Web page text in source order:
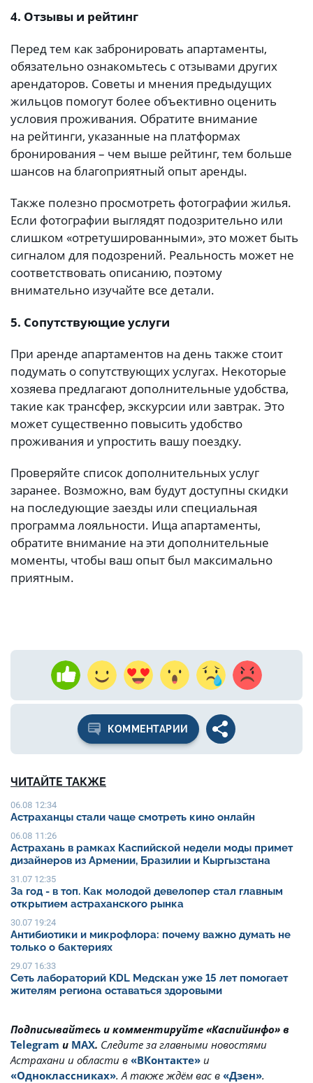
4. Отзывы и рейтинг
Перед тем как забронировать апартаменты,
обязательно ознакомьтесь с отзывами других
арендаторов. Советы и мнения предыдущих
жильцов помогут более объективно оценить
условия проживания. Обратите внимание
на рейтинги, указанные на платформах
бронирования – чем выше рейтинг, тем больше
шансов на благоприятный опыт аренды.
Также полезно просмотреть фотографии жилья.
Если фотографии выглядят подозрительно или
слишком «отретушированными», это может быть
сигналом для подозрений. Реальность может не
соответствовать описанию, поэтому
внимательно изучайте все детали.
5. Сопутствующие услуги
При аренде апартаментов на день также стоит
подумать о сопутствующих услугах. Некоторые
хозяева предлагают дополнительные удобства,
такие как трансфер, экскурсии или завтрак. Это
может существенно повысить удобство
проживания и упростить вашу поездку.
Проверяйте список дополнительных услуг
заранее. Возможно, вам будут доступны скидки
на последующие заезды или специальная
программа лояльности. Ища апартаменты,
обратите внимание на эти дополнительные
моменты, чтобы ваш опыт был максимально
приятным.
КОММЕНТАРИИ
ЧИТАЙТЕ ТАКЖЕ
06.08 12:34
Астраханцы стали чаще смотреть кино онлайн
06.08 11:26
Астрахань в рамках Каспийской недели моды примет
дизайнеров из Армении, Бразилии и Кыргызстана
31.07 12:35
За год - в топ. Как молодой девелопер стал главным
открытием астраханского рынка
30.07 19:24
Антибиотики и микрофлора: почему важно думать не
только о бактериях
29.07 16:33
Сеть лабораторий KDL Медскан уже 15 лет помогает
жителям региона оставаться здоровыми
Подписывайтесь и комментируйте «Каспийинфо» в
Telegram и MAX. Cледите за главными новостями
Астрахани и области в «ВКонтакте» и
«Одноклассниках». А также ждём вас в «Дзен».